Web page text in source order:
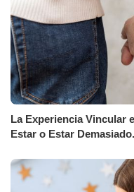
La Experiencia Vincular
Estar o Estar